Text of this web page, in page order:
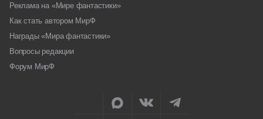
Реклама на «Мире фантастики»
Как стать автором МирФ
Награды «Мира фантастики»
Вопросы редакции
Форум МирФ